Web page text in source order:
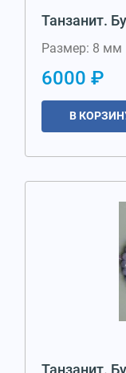
Танзанит.
Размер: 8 мм
6000 ₽
В
Танзанит.